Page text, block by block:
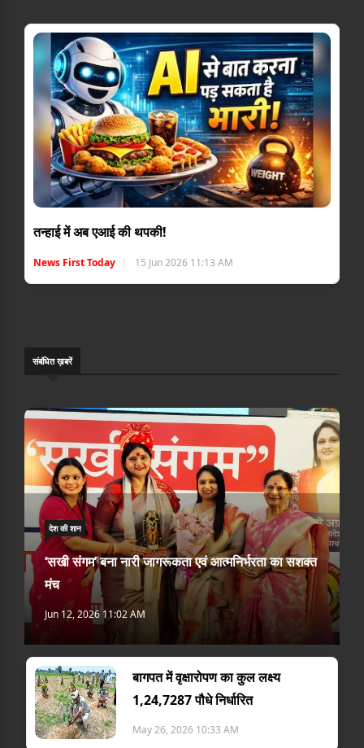
तन्हाई में अब एआई की थपकी!
News First Today 15 Jun 2026 11:13 AM
संबंधि‍त ख़बरें
देश की शान
‘सखी संगम’ बना नारी जागरूकता एवं आत्मनिर्भरता का सशक्त
मंच
Jun 12, 2026 11:02 AM
बागपत में वृक्षारोपण का कुल लक्ष्य
1,24,7287 पौधे निर्धारित
May 26, 2026 10:33 AM